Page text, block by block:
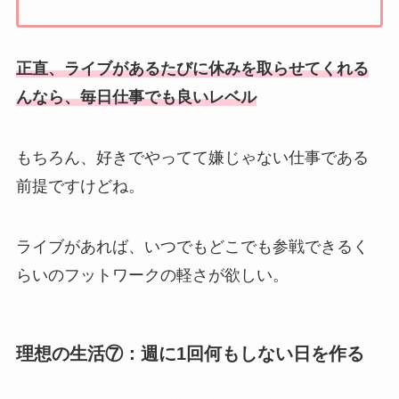
正直、ライブがあるたびに休みを取らせてくれる
んなら、毎日仕事でも良いレベル
もちろん、好きでやってて嫌じゃない仕事である
前提ですけどね。
ライブがあれば、いつでもどこでも参戦できるく
らいのフットワークの軽さが欲しい。
理想の生活⑦：週に1回何もしない日を作る